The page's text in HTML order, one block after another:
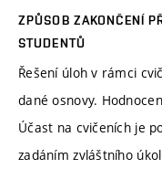
ZPŮSOB ZAKONČENÍ
STUDENTŮ
Řešení úloh v rámci
dané osnovy.
Účast na cvičeních je
zadáním zvláštního